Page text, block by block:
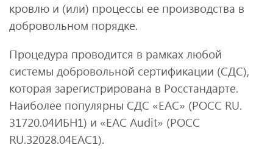
кровлю и (или) процессы ее производства в
добровольном порядке.
Процедура проводится в рамках любой
системы добровольной сертификации (СДС),
которая зарегистрирована в Росстандарте.
Наиболее популярны СДС «ЕАС» (РОСС RU.
31720.04ИБН1) и «ЕАС Audit» (РОСС
RU.З2028.04ЕАС1).